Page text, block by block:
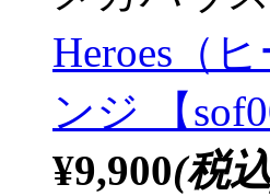
Heroes（
ンジ 【
¥9,900(税